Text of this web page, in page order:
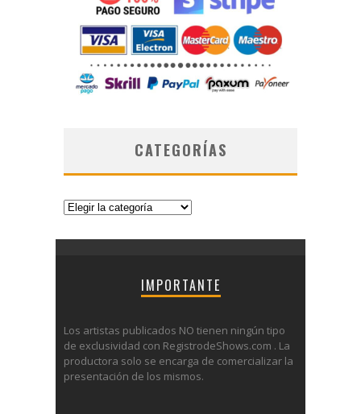
CATEGORÍAS
Categorías
IMPORTANTE
Los artistas publicados NO tienen ningún tipo
de exclusividad con RegistrodeShows.com . La
productora solo se encarga de comercializar la
presentación de los mismos.